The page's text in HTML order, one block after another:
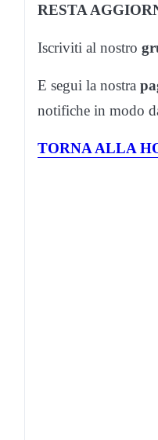
RESTA
Iscriviti al nostro
E segui la nostra
notifiche in modo
TORNA ALLA